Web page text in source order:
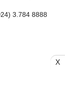
3.784 8888
X